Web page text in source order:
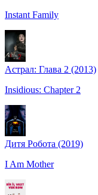
Instant Family
Астрал: Глава 2 (2013)
Insidious: Chapter 2
Дитя Pобота (2019)
I Am Mother